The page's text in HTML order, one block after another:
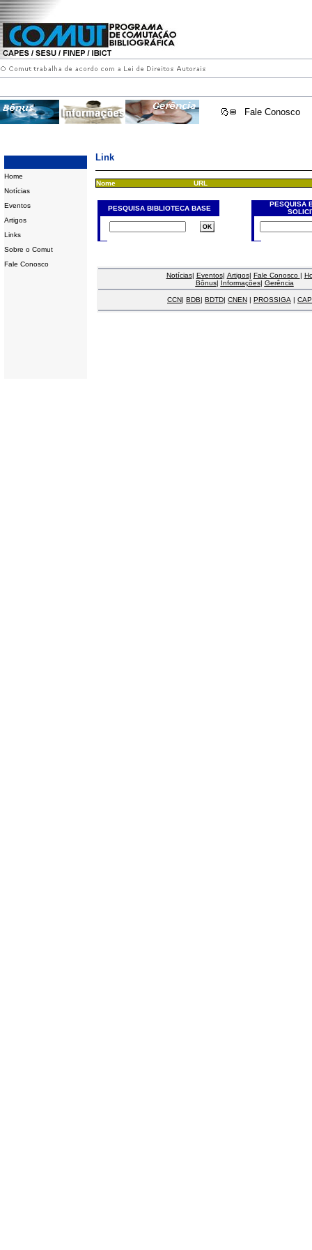
Fale Conosco
Home
Notícias
Eventos
Artigos
Links
Sobre o Comut
Fale Conosco
Link
Nome URL
PESQUISA BIBLIOTECA BASE
PESQUISA
Notícias| Eventos| Artigos| Fale Conosco |
Bônus| Informações| Gerência
CCN| BDB| BDTD| CNEN | PROSSIGA |